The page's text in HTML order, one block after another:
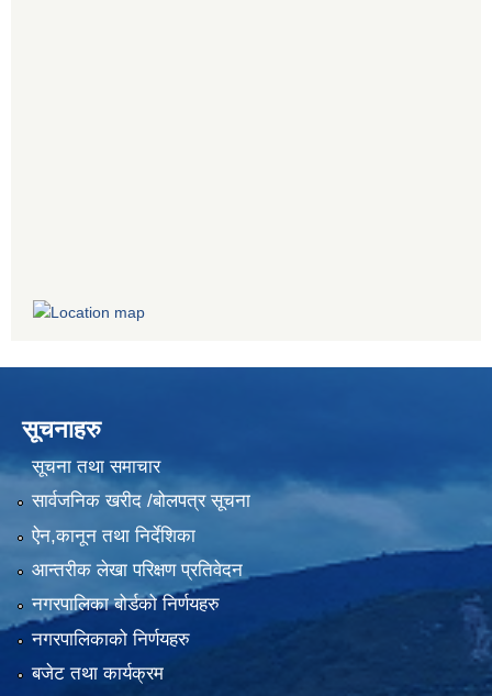
सूचनाहरु
सूचना तथा समाचार
सार्वजनिक खरीद /बोलपत्र सूचना
ऐन,कानून तथा निर्देशिका
आन्तरीक लेखा परिक्षण प्रतिवेदन
नगरपालिका बोर्डको निर्णयहरु
नगरपालिकाको निर्णयहरु
बजेट तथा कार्यक्रम